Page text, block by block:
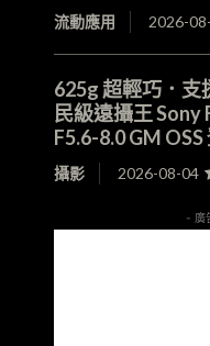
流動應用 2026-
625g 超輕巧．
民級遠攝王 Sony
F5.6-8.0 GM OSS
攝影 2026-08-04
- 廣